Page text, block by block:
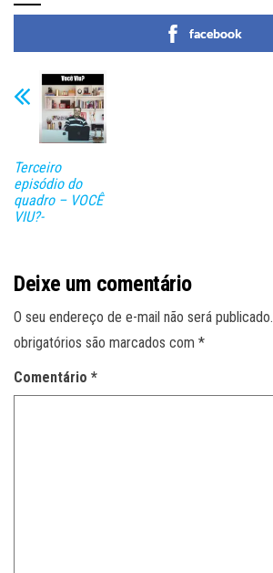
facebook
Terceiro
episódio do
quadro – VOCÊ
VIU?-
Deixe um comentário
O seu endereço de e-mail não será publicado.
obrigatórios são marcados com *
Comentário *